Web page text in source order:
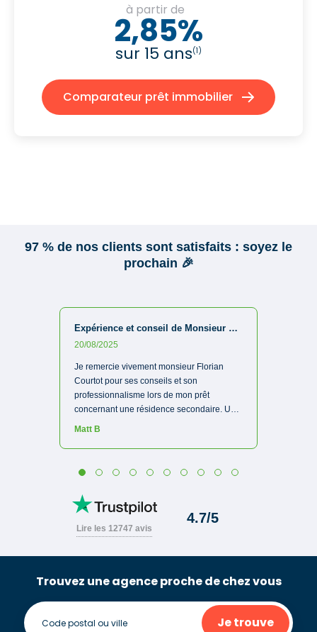
à partir de
2,85%
sur 15 ans(1)
Comparateur prêt immobilier
Trouvez une agence proche de chez vous
Je trouve